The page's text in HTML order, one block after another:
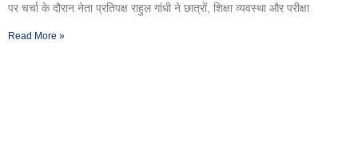
पर चर्चा के दौरान नेता प्रतिपक्ष राहुल गांधी ने छात्रों, शिक्षा व्यवस्था और परीक्षा
Read More »